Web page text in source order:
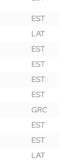
EST
LAT
EST
EST
EST
EST
GRC
EST
EST
LAT